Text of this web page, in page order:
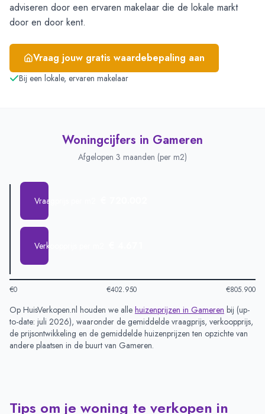
adviseren door een ervaren makelaar die de lokale markt
door en door kent.
Vraag jouw gratis waardebepaling aan
Bij een lokale, ervaren makelaar
Woningcijfers in Gameren
Afgelopen 3 maanden (per m2)
Vraagprijs per m2
Verkoopprijs per m2
€0 €402.950 €805.900
Op HuisVerkopen.nl houden we alle huizenprijzen in Gameren bij (up-
to-date: juli 2026), waaronder de gemiddelde vraagprijs, verkoopprijs,
de prijsontwikkeling en de gemiddelde huizenprijzen ten opzichte van
andere plaatsen in de buurt van Gameren.
Tips om je woning te verkopen in